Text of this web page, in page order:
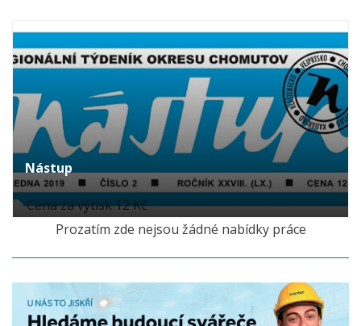
Nástup
Cena za výtisk 12 Kč
Prozatím zde nejsou žádné nabídky práce